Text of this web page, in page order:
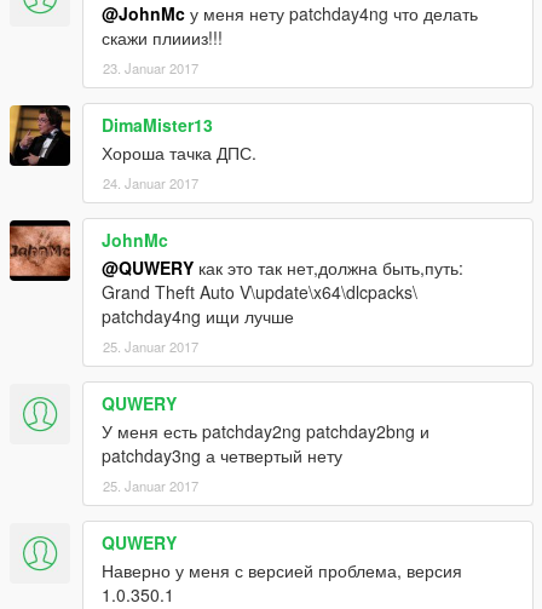
@JohnMc у меня нету patchday4ng что делать
скажи плиииз!!!
23. Januar 2017
DimaMister13
Хороша тачка ДПС.
24. Januar 2017
JohnMc
@QUWERY как это так нет,должна быть,путь:
Grand Theft Auto V\update\x64\dlcpacks\
patchday4ng ищи лучше
25. Januar 2017
QUWERY
У меня есть patchday2ng patchday2bng и
patchday3ng а четвертый нету
25. Januar 2017
QUWERY
Наверно у меня с версией проблема, версия
1.0.350.1